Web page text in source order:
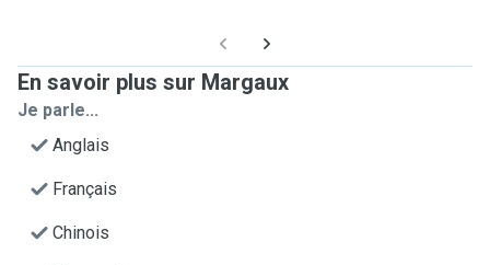
En savoir plus sur Margaux
Je parle...
Anglais
Français
Chinois